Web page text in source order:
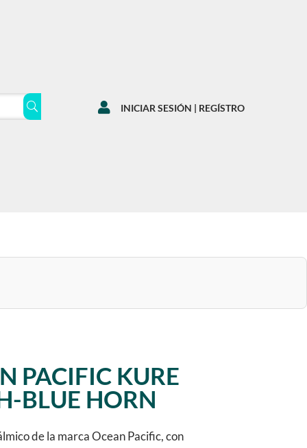
 INICIAR SESIÓN | REGÍSTRO
PACIFIC KURE
BLUE HORN
de la marca Ocean Pacific, con